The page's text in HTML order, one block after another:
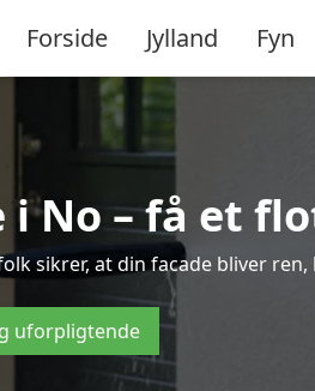
Forside Jylland Fyn
No – få et
sikrer, at din facade bliver
uforpligtende